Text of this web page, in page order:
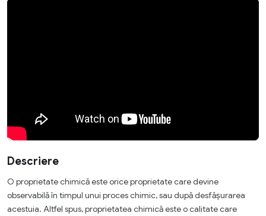
Descriere
O proprietate chimică este orice proprietate care devine
observabilă în timpul unui proces chimic, sau după desfășurarea
acestuia. Altfel spus, proprietatea chimică este o calitate care